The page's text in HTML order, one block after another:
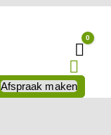
0
Afspraak maken